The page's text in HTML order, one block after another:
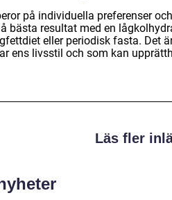
på individuella preferenser
bästa resultat med en
eller periodisk fasta. Det
ens livsstil och som kan
Läs fler